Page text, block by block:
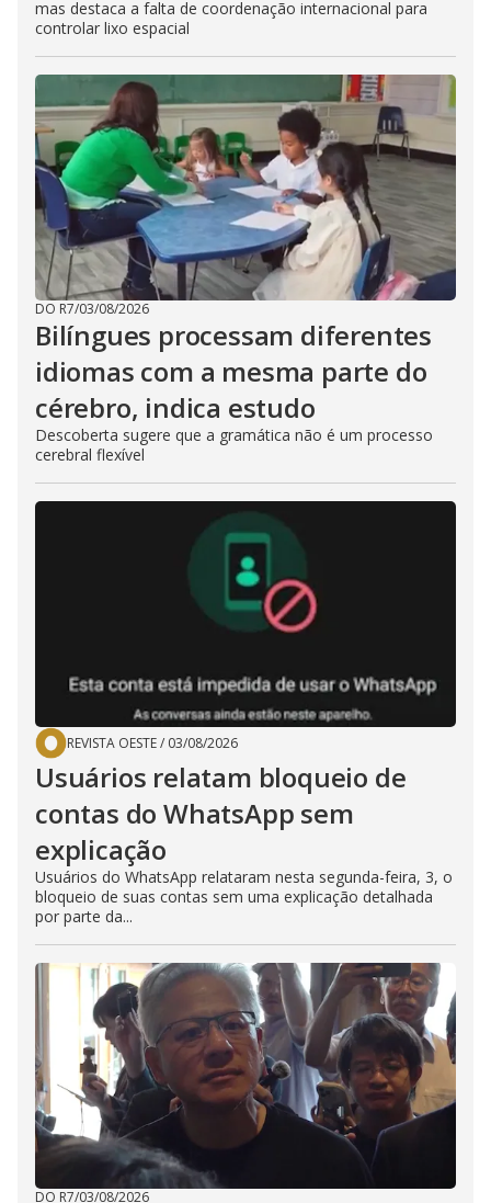
mas destaca a falta de coordenação internacional para
controlar lixo espacial
DO R7/03/08/2026
Bilíngues processam diferentes
idiomas com a mesma parte do
cérebro, indica estudo
Descoberta sugere que a gramática não é um processo
cerebral flexível
REVISTA OESTE/ 03/08/2026
Usuários relatam bloqueio de
contas do WhatsApp sem
explicação
Usuários do WhatsApp relataram nesta segunda-feira, 3, o
bloqueio de suas contas sem uma explicação detalhada
por parte da...
DO R7/03/08/2026